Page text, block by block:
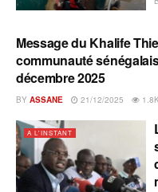
A L'INSTANT
Message du Khalife
communauté
décembre 2025
BY ASSANE 21/12/2025 1.8K
A L'INSTANT